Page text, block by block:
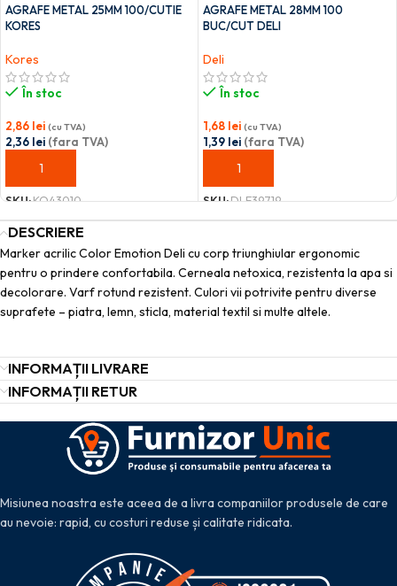
AGRAFE METAL 25MM 100/CUTIE
KORES
Kores
În stoc
2,86 lei (cu TVA)
2,36 lei (fara TVA)
ADAUGĂ ÎN COȘ
SKU:KO43010
AGRAFE METAL 28MM 100
BUC/CUT DELI
Deli
În stoc
1,68 lei (cu TVA)
1,39 lei (fara TVA)
ADAUGĂ ÎN COȘ
SKU:DLE39719
DESCRIERE
Marker acrilic Color Emotion Deli cu corp triunghiular ergonomic
pentru o prindere confortabila. Cerneala netoxica, rezistenta la apa si
decolorare. Varf rotund rezistent. Culori vii potrivite pentru diverse
suprafete – piatra, lemn, sticla, material textil si multe altele.
INFORMAȚII LIVRARE
INFORMAȚII RETUR
Misiunea noastra este aceea de a livra companiilor produsele de care
au nevoie: rapid, cu costuri reduse și calitate ridicata.